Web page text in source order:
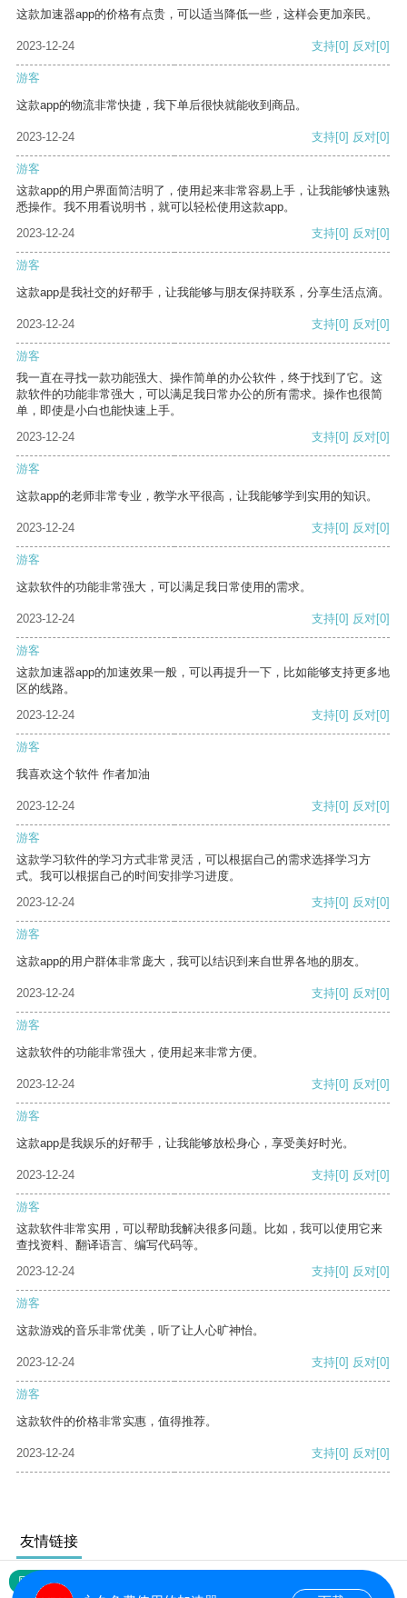
这款加速器app的价格有点贵，可以适当降低一些，这样会更加亲民。
2023-12-24 支持[0] 反对[0]
游客
这款app的物流非常快捷，我下单后很快就能收到商品。
2023-12-24 支持[0] 反对[0]
游客
这款app的用户界面简洁明了，使用起来非常容易上手，让我能够快速熟
悉操作。我不用看说明书，就可以轻松使用这款app。
2023-12-24
支持[0] 反对[0]
游客
这款app是我社交的好帮手，让我能够与朋友保持联系，分享生活点滴。
2023-12-24 支持[0] 反对[0]
游客
我一直在寻找一款功能强大、操作简单的办公软件，终于找到了它。这
款软件的功能非常强大，可以满足我日常办公的所有需求。操作也很简
单，即使是小白也能快速上手。
2023-12-24
支持[0] 反对[0]
游客
这款app的老师非常专业，教学水平很高，让我能够学到实用的知识。
2023-12-24 支持[0] 反对[0]
游客
这款软件的功能非常强大，可以满足我日常使用的需求。
2023-12-24 支持[0] 反对[0]
游客
这款加速器app的加速效果一般，可以再提升一下，比如能够支持更多地
区的线路。
2023-12-24
支持[0] 反对[0]
游客
我喜欢这个软件 作者加油
2023-12-24 支持[0] 反对[0]
游客
这款学习软件的学习方式非常灵活，可以根据自己的需求选择学习方
式。我可以根据自己的时间安排学习进度。
2023-12-24
支持[0] 反对[0]
游客
这款app的用户群体非常庞大，我可以结识到来自世界各地的朋友。
2023-12-24 支持[0] 反对[0]
游客
这款软件的功能非常强大，使用起来非常方便。
2023-12-24 支持[0] 反对[0]
游客
这款app是我娱乐的好帮手，让我能够放松身心，享受美好时光。
2023-12-24 支持[0] 反对[0]
游客
这款软件非常实用，可以帮助我解决很多问题。比如，我可以使用它来
查找资料、翻译语言、编写代码等。
2023-12-24
支持[0] 反对[0]
游客
这款游戏的音乐非常优美，听了让人心旷神怡。
2023-12-24 支持[0] 反对[0]
游客
这款软件的价格非常实惠，值得推荐。
2023-12-24 支持[0] 反对[0]
友情链接
网站地图